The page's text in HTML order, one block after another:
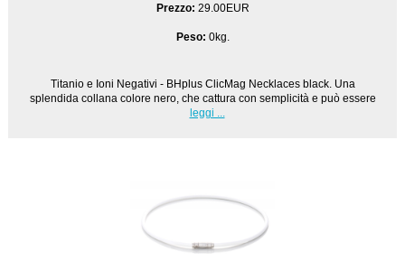
Prezzo: 29.00EUR
Peso: 0kg.
Titanio e Ioni Negativi - BHplus ClicMag Necklaces black. Una
splendida collana colore nero, che cattura con semplicità e può essere
leggi ...